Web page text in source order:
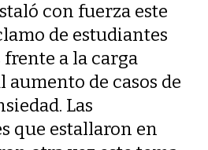
con fuerza este
de estudiantes
a la carga
aumento de casos de
Las
que estallaron en